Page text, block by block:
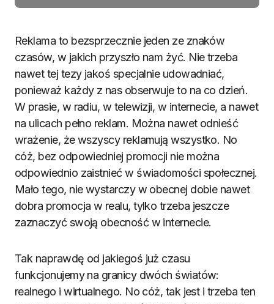
Reklama to bezsprzecznie jeden ze znaków
czasów, w jakich przyszło nam żyć. Nie trzeba
nawet tej tezy jakoś specjalnie udowadniać,
ponieważ każdy z nas obserwuje to na co dzień.
W prasie, w radiu, w telewizji, w internecie, a nawet
na ulicach pełno reklam. Można nawet odnieść
wrażenie, że wszyscy reklamują wszystko. No
cóż, bez odpowiedniej promocji nie można
odpowiednio zaistnieć w świadomości społecznej.
Mało tego, nie wystarczy w obecnej dobie nawet
dobra promocja w realu, tylko trzeba jeszcze
zaznaczyć swoją obecność w internecie.
Tak naprawdę od jakiegoś już czasu
funkcjonujemy na granicy dwóch światów:
realnego i wirtualnego. No cóż, tak jest i trzeba ten